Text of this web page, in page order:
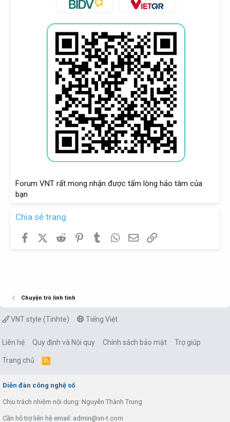
Forum VNT rất mong nhận được tấm lòng hảo tâm của
bạn
Chia sẻ trang
FacebookX (Twitter)
Reddit PinterestTumblr WhatsApp
Email
Chuyện trò linh tinh
VNT style (Tinhte) Tiếng Việt
Liên hệ Quy định và Nội quy Chính sách bảo mật Trợ giúp
Trang chủ
R
Diễn đàn công nghệ số
Chịu trách nhiệm nội dung: Nguyễn Thành Trung
Cần hỗ trợ liên hệ email: admin@vn-t.com